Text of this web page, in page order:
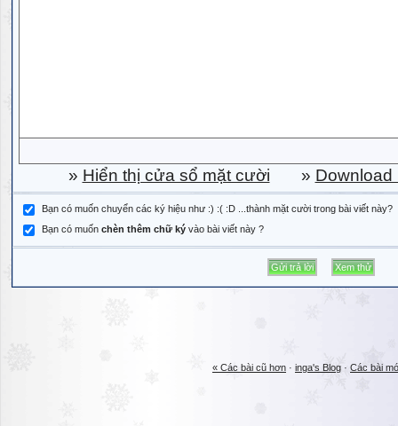
» Hiển thị cửa sổ mặt cười » Download
Bạn có muốn chuyển các ký hiệu như :) :( :D ...thành mặt cười trong bài viết này?
Bạn có muốn chèn thêm chữ ký vào bài viết này ?
« Các bài cũ hơn · inga's Blog · Các bài